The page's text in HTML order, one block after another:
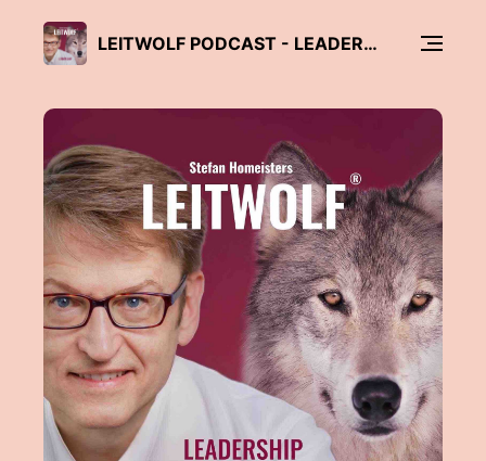
LEITWOLF PODCAST - LEADERSHIP, FÜHRUNG & MANAGEMENT